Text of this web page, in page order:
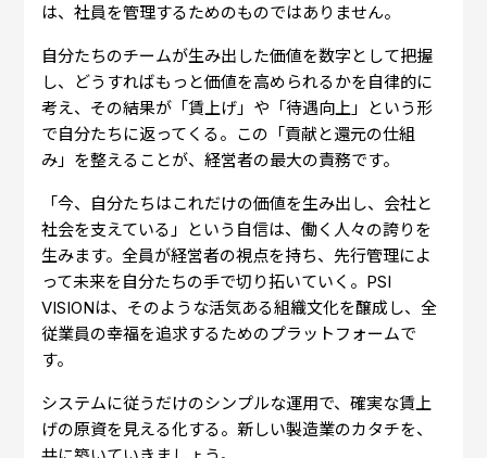
は、社員を管理するためのものではありません。
自分たちのチームが生み出した価値を数字として把握
し、どうすればもっと価値を高められるかを自律的に
考え、その結果が「賃上げ」や「待遇向上」という形
で自分たちに返ってくる。この「貢献と還元の仕組
み」を整えることが、経営者の最大の責務です。
「今、自分たちはこれだけの価値を生み出し、会社と
社会を支えている」という自信は、働く人々の誇りを
生みます。全員が経営者の視点を持ち、先行管理によ
って未来を自分たちの手で切り拓いていく。PSI
VISIONは、そのような活気ある組織文化を醸成し、全
従業員の幸福を追求するためのプラットフォームで
す。
システムに従うだけのシンプルな運用で、確実な賃上
げの原資を見える化する。新しい製造業のカタチを、